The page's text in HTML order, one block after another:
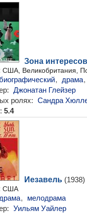
Зона интересов
США, Великобритания,
, драма,
Джонатан Глейзер
ролях: Сандра
5.4
Иезавель (1938)
США
драма,
мелодрама
Уильям Уайлер